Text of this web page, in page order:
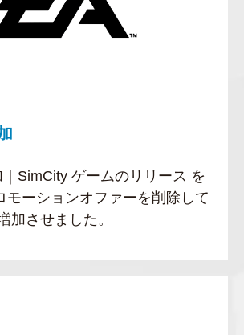
SimCity ゲームのリリース を
モーションオファーを削除して
加させました。